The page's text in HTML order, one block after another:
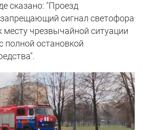
сказано: "Проезд
запрещающий сигнал светофора
месту чрезвычайной ситуации
полной остановкой